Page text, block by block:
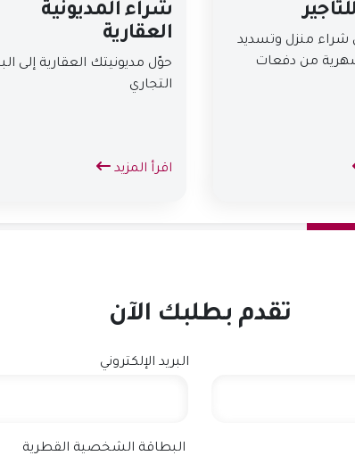
منزل وتسديد
من دفعات
شراء المديونية
العقارية
حوّل مديونيتك العقارية إلى
التجاري
اقرأ المزيد
تقدم بطلبك الآن
البريد الإلكتروني
البطاقة الشخصية القطرية